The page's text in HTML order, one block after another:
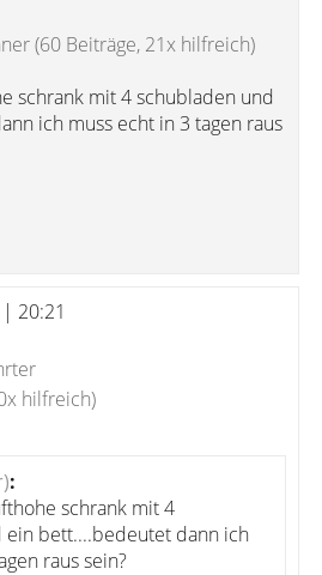
(60 Beiträge, 21x hilfreich)
schrank mit 4 schubladen und
ich muss echt in 3 tagen raus
20:21
hilfreich)
:
schrank mit 4
ein bett....bedeutet dann ich
raus sein?